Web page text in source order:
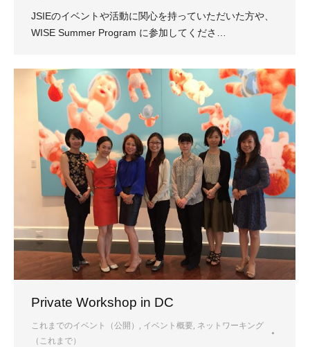
JSIEのイベントや活動に関心を持っていただいた方や、
WISE Summer Program に参加してくださ…
Private Workshop in DC
これまでのイベント（公開） , イベント概要, ネットワーキング
（これまで）